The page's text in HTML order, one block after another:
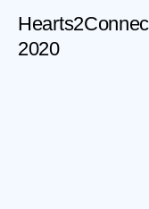
2020